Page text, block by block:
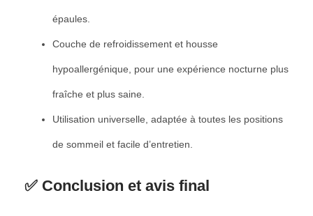
épaules.
Couche de refroidissement et housse
hypoallergénique, pour une expérience nocturne plus
fraîche et plus saine.
Utilisation universelle, adaptée à toutes les positions
de sommeil et facile d’entretien.
✅ Conclusion et avis final